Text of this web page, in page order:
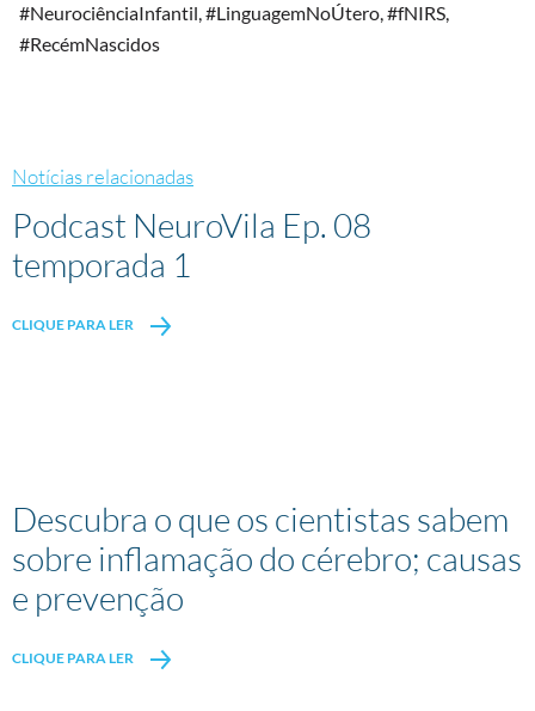
#NeurociênciaInfantil, #LinguagemNoÚtero, #fNIRS,
#RecémNascidos
Notícias relacionadas
Podcast NeuroVila Ep. 08
temporada 1
CLIQUE PARA LER
Descubra o que os cientistas sabem
sobre inflamação do cérebro; causas
e prevenção
CLIQUE PARA LER